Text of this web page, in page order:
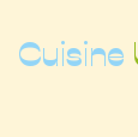
Cuisine